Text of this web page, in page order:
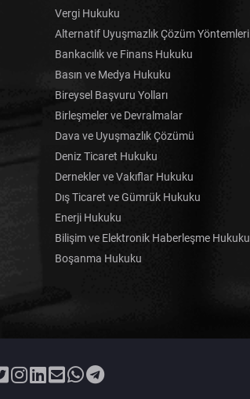
Vergi Hukuku
Alternatif Uyuşmazlık Çözüm Yöntemleri
Bankacılık ve Finans Hukuku
Basın ve Medya Hukuku
Bireysel Başvuru Yolları
Birleşmeler ve Devralmalar
Dava ve Uyuşmazlık Çözümü
Deniz Ticaret Hukuku
Dernekler ve Vakıflar Hukuku
Dış Ticaret ve Gümrük Hukuku
Enerji Hukuku
Bilişim ve Elektronik Haberleşme Hukuku
Boşanma Hukuku